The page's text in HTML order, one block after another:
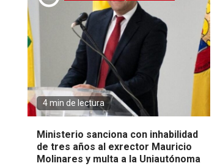
4 min de lectura
Ministerio sanciona con inhabilidad
de tres años al exrector Mauricio
Molinares y multa a la Uniautónoma